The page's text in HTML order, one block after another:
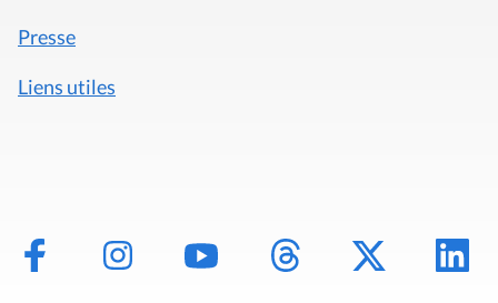
Presse
Liens utiles